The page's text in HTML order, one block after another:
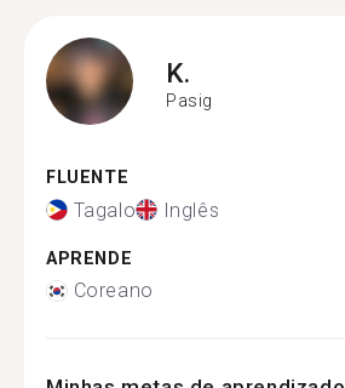
K.
Pasig
FLUENTE
Tagalo Inglês
APRENDE
Coreano